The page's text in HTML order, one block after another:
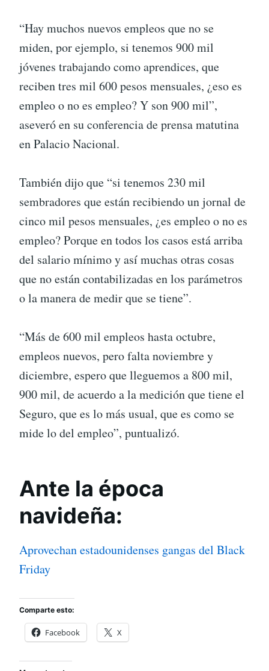
“Hay muchos nuevos empleos que no se
miden, por ejemplo, si tenemos 900 mil
jóvenes trabajando como aprendices, que
reciben tres mil 600 pesos mensuales, ¿eso es
empleo o no es empleo? Y son 900 mil”,
aseveró en su conferencia de prensa matutina
en Palacio Nacional.
También dijo que “si tenemos 230 mil
sembradores que están recibiendo un jornal de
cinco mil pesos mensuales, ¿es empleo o no es
empleo? Porque en todos los casos está arriba
del salario mínimo y así muchas otras cosas
que no están contabilizadas en los parámetros
o la manera de medir que se tiene”.
“Más de 600 mil empleos hasta octubre,
empleos nuevos, pero falta noviembre y
diciembre, espero que lleguemos a 800 mil,
900 mil, de acuerdo a la medición que tiene el
Seguro, que es lo más usual, que es como se
mide lo del empleo”, puntualizó.
Ante la época
navideña:
Aprovechan estadounidenses gangas del Black
Friday
Comparte esto:
Facebook X